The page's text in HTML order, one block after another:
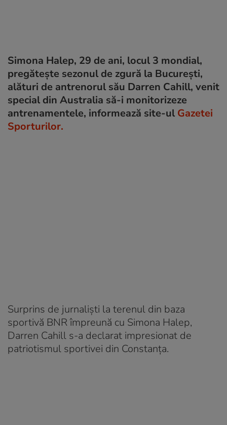
Simona Halep, 29 de ani, locul 3 mondial,
pregătește sezonul de zgură la București,
alături de antrenorul său Darren Cahill, venit
special din Australia să-i monitorizeze
antrenamentele, informează site-ul Gazetei
Sporturilor.
Surprins de jurnaliști la terenul din baza
sportivă BNR împreună cu Simona Halep,
Darren Cahill s-a declarat impresionat de
patriotismul sportivei din Constanța.